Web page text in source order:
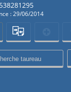
: 29/06/2014